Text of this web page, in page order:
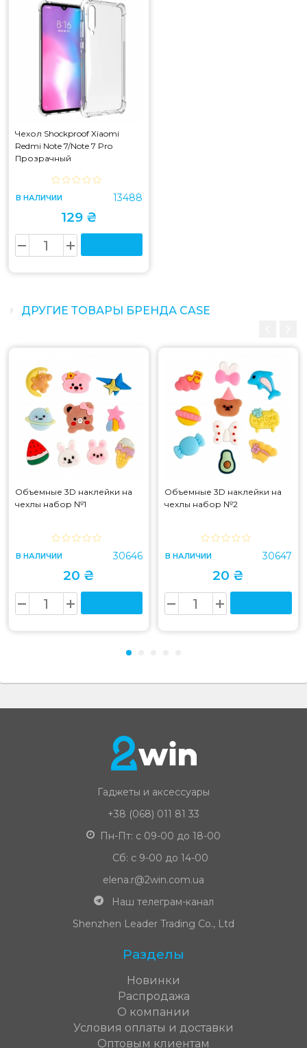
Чехол Shockproof Xiaomi
Redmi Note 7/Note 7 Pro
Прозрачный
В НАЛИЧИИ 13488
129 ₴
ДРУГИЕ ТОВАРЫ БРЕНДА CASE
Объемные 3D наклейки на
чехлы набор №1
В НАЛИЧИИ 30646
20 ₴
Объемные 3D наклейки на
чехлы набор №2
В НАЛИЧИИ 30647
20 ₴
Гаджеты и аксессуары
+38 (068) 011 81 33
Пн-Пт: с 09-00 до 18-00
Сб: с 9-00 до 14-00
elena.r@2win.com.ua
Наш телеграм-канал
Shenzhen Leader Trading Co., Ltd
Разделы
Новинки
Распродажа
О компании
Условия оплаты и доставки
Оптовым клиентам